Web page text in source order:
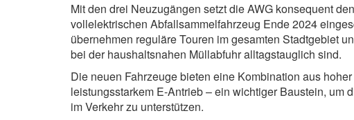
Mit den drei Neuzugängen setzt die AWG konsequent
vollelektrischen Abfallsammelfahrzeug Ende 2024
übernehmen reguläre Touren im gesamten Stadtgebiet
bei der haushaltsnahen Müllabfuhr alltagstauglich sind.
Die neuen Fahrzeuge bieten eine Kombination aus
leistungsstarkem E-Antrieb – ein wichtiger Baustein, um
im Verkehr zu unterstützen.